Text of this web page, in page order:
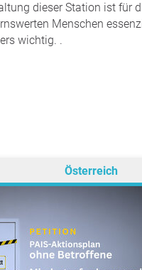
dieser Station ist für
Menschen
wichtig. .
Österreich